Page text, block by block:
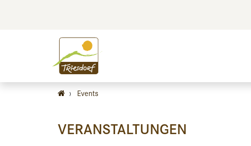
› Events
VERANSTALTUNGEN